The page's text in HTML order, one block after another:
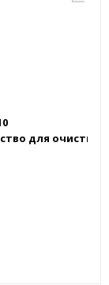
для